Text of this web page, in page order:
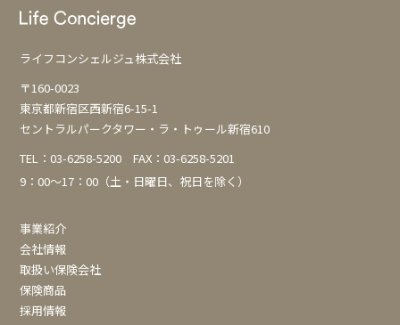
シ
ョ
ン
ライフコンシェルジュ株式会社
〒160-0023
東京都新宿区西新宿6-15-1
セントラルパークタワー・ラ・トゥール新宿610
TEL：03-6258-5200 FAX：03-6258-5201
9：00～17：00（土・日曜日、祝日を除く）
事業紹介
会社情報
取扱い保険会社
保険商品
採用情報